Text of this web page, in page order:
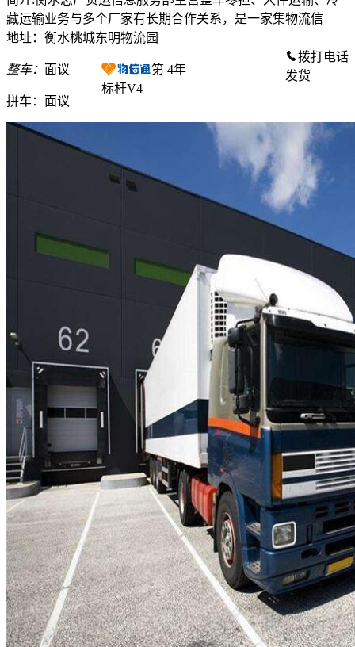
藏运输业务与多个厂家有长期合作关系，是一家集物流信
地址：衡水桃城东明物流园
整车： 面议
拼车： 面议
第 4年
标杆V4
拨打电话
发货